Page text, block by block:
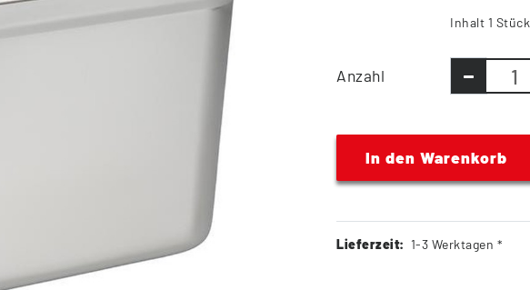
Inhalt 1 Stück
Anzahl
In den Warenkorb
Lieferzeit: 1-3 Werktagen *